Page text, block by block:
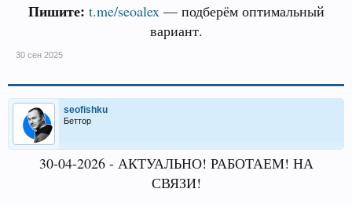
Пишите: t.me/seoalex— подберём оптимальный
вариант.
30 сен 2025
seofishku
Беттор
30-04-2026 - АКТУАЛЬНО! РАБОТАЕМ! НА
СВЯЗИ!